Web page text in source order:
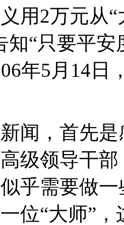
用2万元从
知“只要平
年5月14日
闻，首先
级领导干
乎需要做
位“大师”